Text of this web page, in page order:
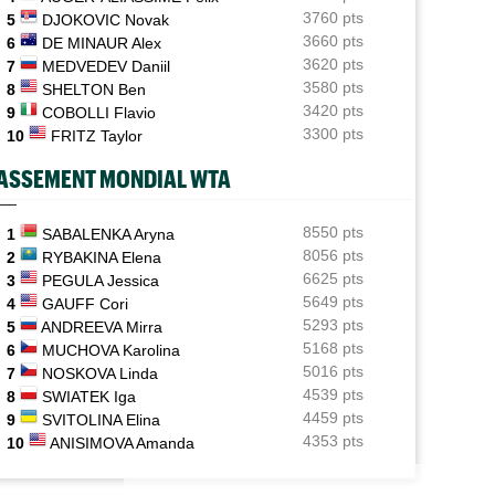
ATP / WTA
Tous les programmes et les résultats de ce jeudi 6 août
2026
06/08
INTERVIEW
Luca Van Assche : "Je peux être performant tout au
long de l’année"
INTERVIEW
Quentin Halys : "Je n’ai pas eu de coup de téléphone de
sponsors"
06/08
WTA - Toronto
Aryna Sabalenka propose... des conférences de presse
façon F1
5
DJOKOVIC Novak
3760 pts
6
DE MINAUR Alex
3660 pts
7
MEDVEDEV Daniil
3620 pts
8
SHELTON Ben
3580 pts
9
COBOLLI Flavio
3420 pts
10
FRITZ Taylor 3300 pts
MONDIAL WTA
1 SABALENKA Aryna
8550 pts
2
RYBAKINA Elena
8056 pts
3
PEGULA Jessica
6625 pts
4
GAUFF Cori
5649 pts
5
ANDREEVA Mirra
5293 pts
6
MUCHOVA Karolina
5168 pts
7
NOSKOVA Linda
5016 pts
8
SWIATEK Iga
4539 pts
9
SVITOLINA Elina
4459 pts
10
ANISIMOVA Amanda 4353 pts